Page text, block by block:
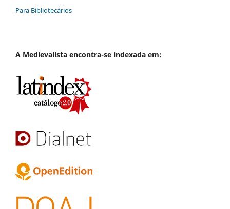
Para Bibliotecários
A Medievalista encontra-se indexada em: